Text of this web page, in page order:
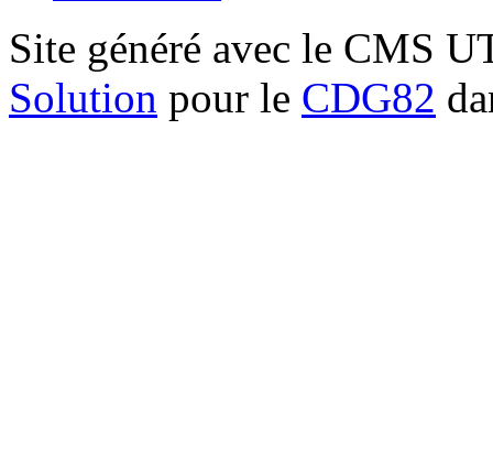
Site généré avec le CMS
Solution pour le CDG82